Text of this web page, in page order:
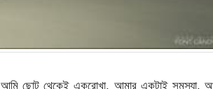
আমি ছোট থেকেই একরোখা, আমার একটাই সমস্যা,